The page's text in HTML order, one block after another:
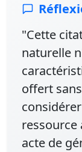
"Cette
naturelle
offert
ressource
acte de